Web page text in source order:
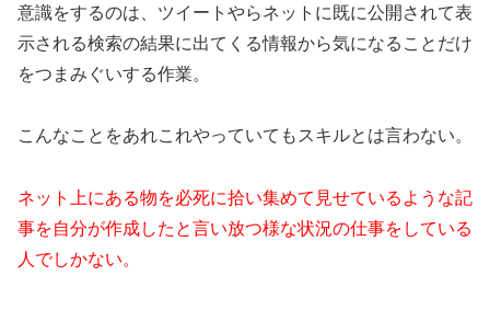
意識をするのは、ツイートやらネットに既に公開されて表
示される検索の結果に出てくる情報から気になることだけ
をつまみぐいする作業。
こんなことをあれこれやっていてもスキルとは言わない。
ネット上にある物を必死に拾い集めて見せているような記
事を自分が作成したと言い放つ様な状況の仕事をしている
人でしかない。